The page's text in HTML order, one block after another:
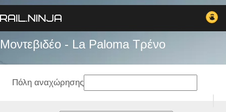
Μοντεβιδέο - La Paloma Tρένο
Πόλη αναχώρησης